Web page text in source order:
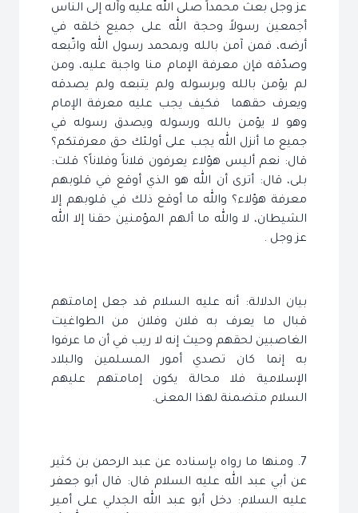
عز وجل بعث محمداً صلى الله عليه وآله إلى الناس
أجمعين رسولاً وحجة الله على جميع خلقه في
أرضه، فمن آمن بالله وبمحمد رسول الله واتّبعه
وصدّقه فإن معرفة الإمام منا واجبة عليه، ومن
لم يؤمن بالله وبرسوله ولم يتبعه ولم يصدقه
ويعرف حقهما فكيف يجب عليه معرفة الإمام
وهو لا يؤمن بالله ورسوله ويصدق رسوله في
جميع ما أنزل الله يجب على أولئك حق معرفتكم؟
قال: نعم أليس هؤلاء يعرفون فلاناً وفلاناً؟ قلت:
بلى، قال: أترى أن الله هو الذي أوقع في قلوبهم
معرفة هؤلاء؟ والله ما أوقع ذلك في قلوبهم إلا
الشيطان، لا والله ما ألهم المؤمنين حقنا إلا الله
عز وجل .
بيان الدلالة: أنه عليه السلام قد جعل إمامتهم
قبال ما يعرف به فلان وفلان من الطواغيت
الغاصبين لحقهم وحيث إنه لا ريب في أن ما عرفوا
به إنما كان تصدي أمور المسلمين والبلاد
الإسلامية فلا محالة يكون إمامتهم عليهم
السلام متضمنة لهذا المعنى.
7. ومنها ما رواه بإسناده عن عبد الرحمن بن كثير
عن أبي عبد الله عليه السلام قال: قال أبو جعفر
عليه السلام: دخل أبو عبد الله الجدلي على أمير